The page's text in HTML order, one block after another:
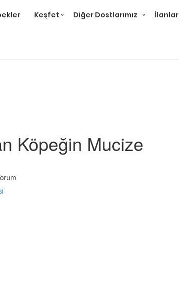
Keşfet Diğer Dostlarımız İlanlar
Köpeğin Mucize